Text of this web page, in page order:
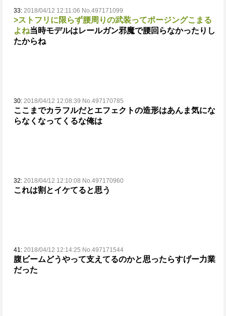
33: 2018/04/12 12:11:06 No.497171099
>ストフリに限らず腰周りの武装ってポージングこまる
よね当時モデルはレールガン邪魔で腰回らなかったりし
たからね
30: 2018/04/12 12:08:39 No.497170785
ここまでカラフルだとエフェクトの造形はあんま気にな
らなくなってくるな俺は
32: 2018/04/12 12:10:08 No.497170960
これは割とイケてると思う
41: 2018/04/12 12:14:25 No.497171544
腹ビームどうやって支えてるのかと思ったらすげー力業
だった